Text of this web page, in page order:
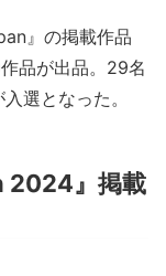
』の掲載作品
品が出品。29名
選となった。
2024』掲載